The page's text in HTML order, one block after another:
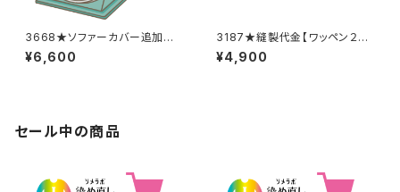
3668★ソファーカバー追加料
金
¥6,600
3187★縫製代金【ワッペン２
枚】
¥4,900
セール中の商品